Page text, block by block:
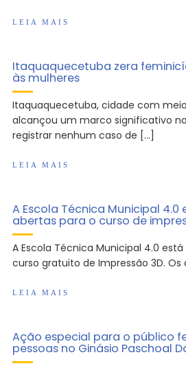
LEIA MAIS
Itaquaquecetuba zera
às mulheres
Itaquaquecetuba, cidade com
alcançou um marco significativo
registrar nenhum caso de […]
LEIA MAIS
A Escola Técnica Municipal
abertas para o curso de
A Escola Técnica Municipal 4.0
curso gratuito de Impressão 3D.
LEIA MAIS
Ação especial para o público
pessoas no Ginásio Paschoal